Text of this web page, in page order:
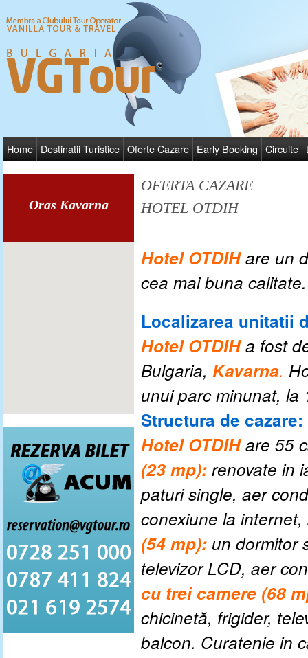
Home Destinatii Turistice Oferte Cazare Early Booking Circuite
Oras Kavarna
OFERTA CAZARE
HOTEL OTDIH
Hotel OTDIHare un
cea mai buna calitate.
Localizarea unitatii
Hotel OTDIHa fost
Bulgaria, Kavarna.
unui parc minunat, la
Structura de cazare:
Hotel OTDIH are 55
(23 mp): renovate in
paturi single, aer
conexiune la
(54 mp): un dormitor
televizor LCD, aer
cu trei camere (68
chicinetă, frigider,
balcon. Curatenie in